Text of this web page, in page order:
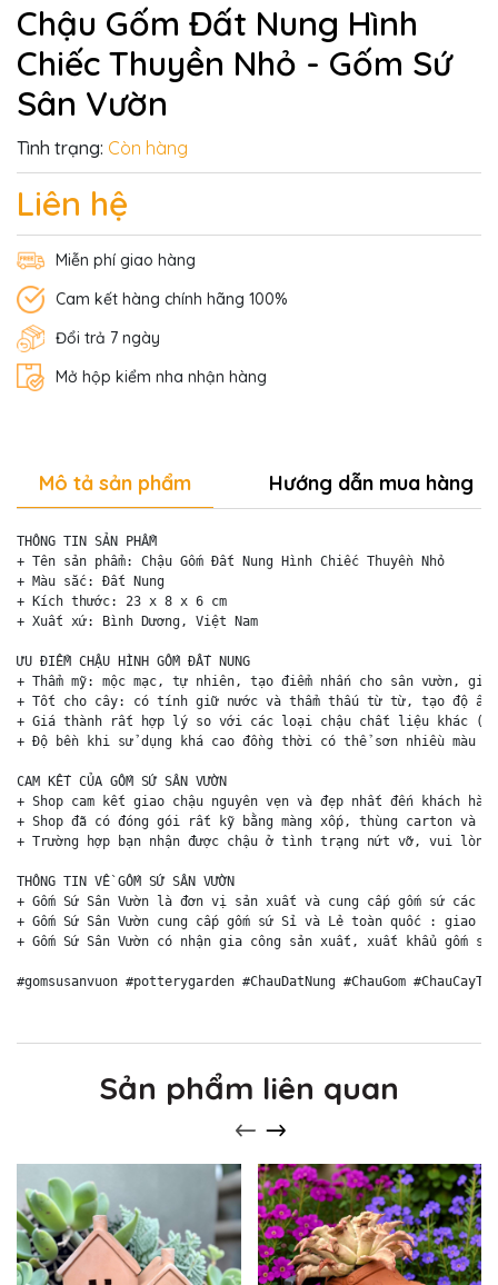
Chậu Gốm Đất Nung Hình
Chiếc Thuyền Nhỏ - Gốm Sứ
Sân Vườn
Tình trạng: Còn hàng
Liên hệ
Miễn phí giao hàng
Cam kết hàng chính hãng 100%
Đổi trả 7 ngày
Mở hộp kiểm nha nhận hàng
Mô tả sản phẩm Hướng dẫn mua hàng
THÔNG TIN SẢN PHẨM
+ Tên sản phẩm: Chậu Gốm Đất Nung Hình Chiếc Thuyền Nhỏ
+ Màu sắc: Đất Nung
+ Kích thước: 23 x 8 x 6 cm
+ Xuất xứ: Bình Dương, Việt Nam
ƯU ĐIỂM CHẬU HÌNH GỐM ĐẤT NUNG
+ Thẩm mỹ: mộc mạc, tự nhiên, tạo điểm nhấn cho sân vườn,
+ Tốt cho cây: có tính giữ nước và thẩm thấu từ từ, tạo độ ẩm
+ Giá thành rất hợp lý so với các loại chậu chất liệu khác
+ Độ bền khi sử dụng khá cao đồng thời có thể sơn nhiều màu
CAM KẾT CỦA GỐM SỨ SÂN VƯỜN
+ Shop cam kết giao chậu nguyên vẹn và đẹp nhất đến khách hàng
+ Shop đã có đóng gói rất kỹ bằng màng xốp, thùng carton và
+ Trường hợp bạn nhận được chậu ở tình trạng nứt vỡ, vui lòng
THÔNG TIN VỀ GỐM SỨ SÂN VƯỜN
+ Gốm Sứ Sân Vườn là đơn vị sản xuất và cung cấp gốm sứ
+ Gốm Sứ Sân Vườn cung cấp gốm sứ Sỉ và Lẻ toàn quốc :
+ Gốm Sứ Sân Vườn có nhận gia công sản xuất, xuất khẩu gốm sứ
#gomsusanvuon #potterygarden #ChauDatNung #ChauGom
Sản phẩm liên quan